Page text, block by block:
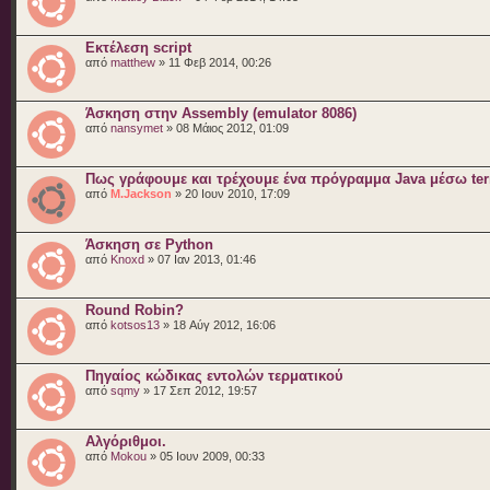
Εκτέλεση script
από matthew » 11 Φεβ 2014, 00:26
Άσκηση στην Assembly (emulator 8086)
από nansymet » 08 Μάιος 2012, 01:09
Πως γράφουμε και τρέχουμε ένα πρόγραμμα Java μέσω
από M.Jackson » 20 Ιουν 2010, 17:09
Άσκηση σε Python
από Knoxd » 07 Ιαν 2013, 01:46
Round Robin?
από kotsos13 » 18 Αύγ 2012, 16:06
Πηγαίος κώδικας εντολών τερματικού
από sqmy » 17 Σεπ 2012, 19:57
Αλγόριθμοι.
από Mokou » 05 Ιουν 2009, 00:33